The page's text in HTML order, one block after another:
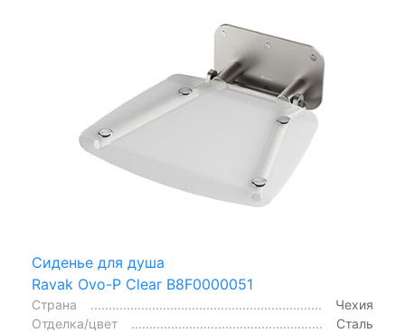
Сиденье для душа
Ravak Ovo-P Clear B8F0000051
Страна
Чехия
Отделка/цвет
Сталь